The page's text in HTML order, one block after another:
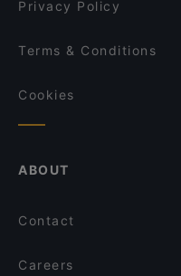
Privacy Policy
Terms & Conditions
Cookies
ABOUT
Contact
Careers